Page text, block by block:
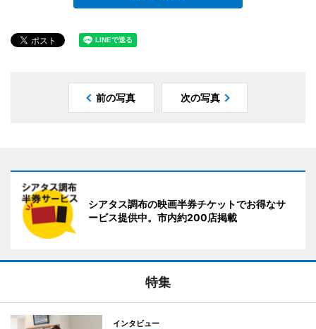
前の写真 次の写真
シアタス調布の映画半券チケットでお得なサ
ービス提供中。市内約200店掲載
特集
インタビュー